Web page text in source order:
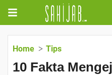
Home Tips
10 Fakta